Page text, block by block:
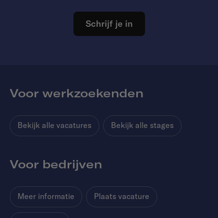
Schrijf je in
Voor werkzoekenden
Bekijk alle vacatures Bekijk alle stages
Voor bedrijven
Meer informatie Plaats vacature